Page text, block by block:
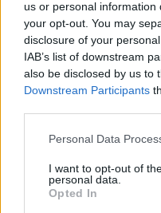
us or personal
your opt-out. You may
disclosure of your
IAB’s list of downstream
also be disclosed by us to
Downstream Participants
Personal Data
I want to opt-out of
personal data.
Opted In
Latest posts
Μπιφτέκια γαλοπούλας με
Σουβλάκια σολομού με
Παγωμένο cheesecake με